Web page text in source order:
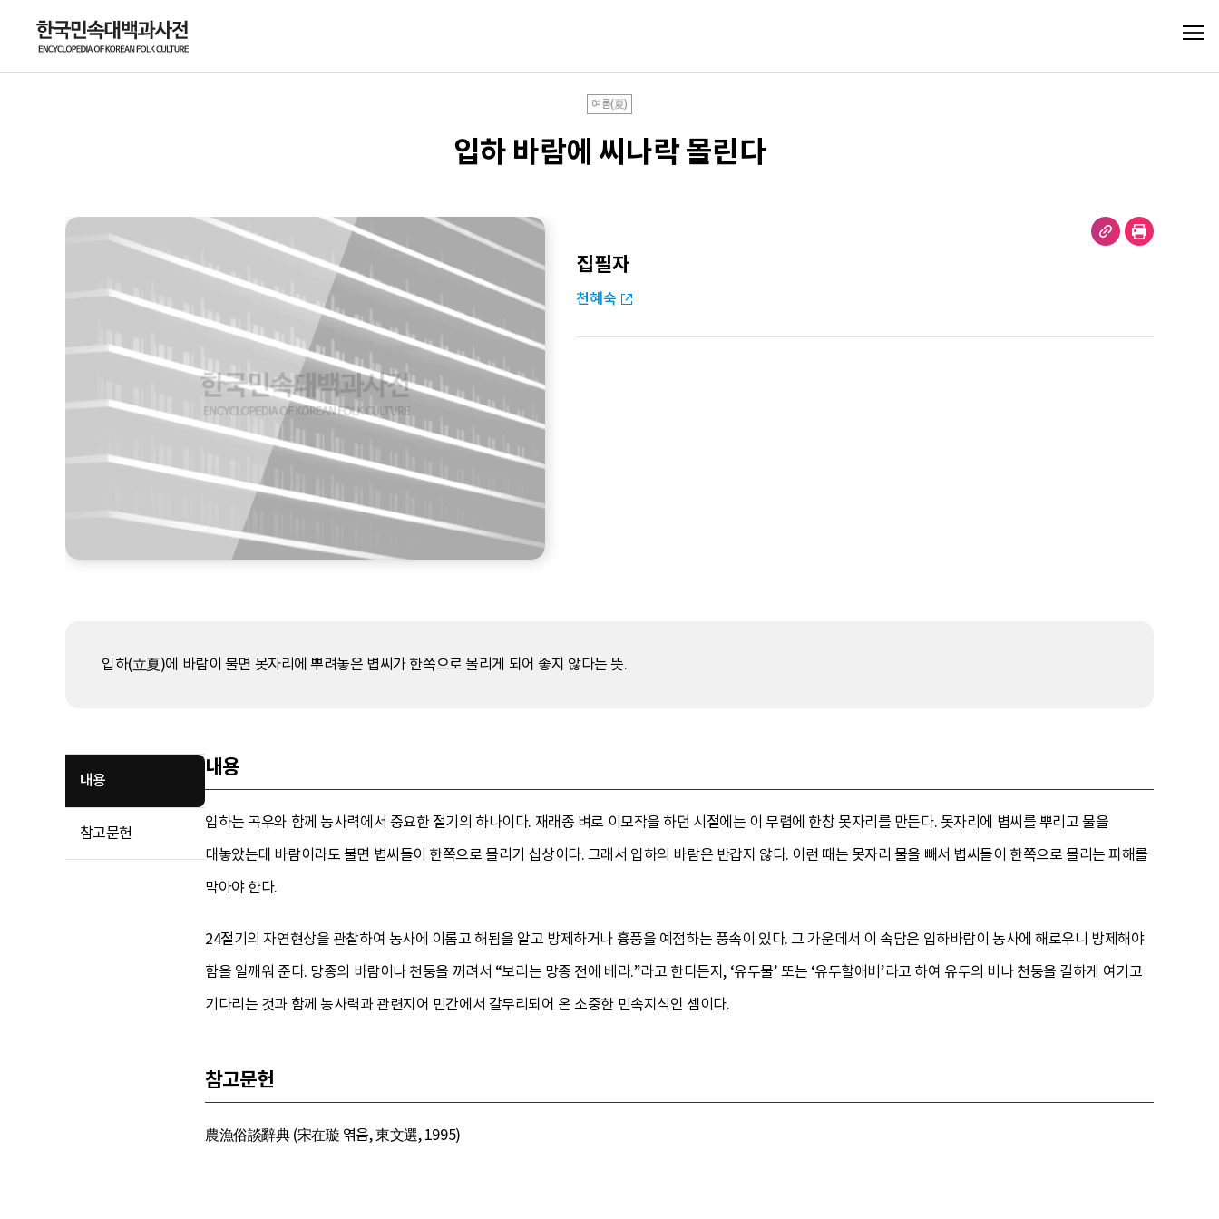
여름(夏)
입하 바람에 씨나락 몰린다
집필자
천혜숙
입하(立夏)에 바람이 불면 못자리에 뿌려놓은 볍씨가 한쪽으로 몰리게 되어 좋지 않다는 뜻.
내용
참고문헌
내용
입하는 곡우와 함께 농사력에서 중요한 절기의 하나이다. 재래종 벼로 이모작을 하던 시절에는 이 무렵에 한창 못자리를 만든다. 못자리에 볍씨를 뿌리고 물을
대놓았는데 바람이라도 불면 볍씨들이 한쪽으로 몰리기 십상이다. 그래서 입하의 바람은 반갑지 않다. 이런 때는 못자리 물을 빼서 볍씨들이 한쪽으로 몰리는 피해를
막아야 한다.
24절기의 자연현상을 관찰하여 농사에 이롭고 해됨을 알고 방제하거나 흉풍을 예점하는 풍속이 있다. 그 가운데서 이 속담은 입하바람이 농사에 해로우니 방제해야
함을 일깨워 준다. 망종의 바람이나 천둥을 꺼려서 “보리는 망종 전에 베라.”라고 한다든지, ‘유두물’ 또는 ‘유두할애비’라고 하여 유두의 비나 천둥을 길하게 여기고
기다리는 것과 함께 농사력과 관련지어 민간에서 갈무리되어 온 소중한 민속지식인 셈이다.
참고문헌
農漁俗談辭典 (宋在璇 엮음, 東文選, 1995)